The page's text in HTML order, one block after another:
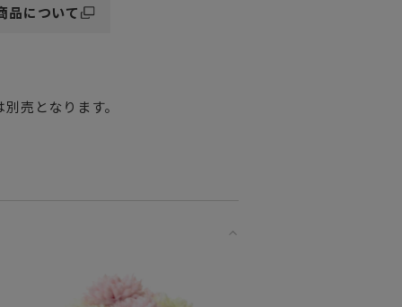
品について
売となります。